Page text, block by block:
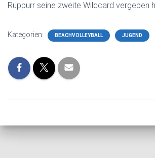
Rüppurr seine zweite Wildcard vergeben
Kategorien: BEACHVOLLEYBALL JUGEND